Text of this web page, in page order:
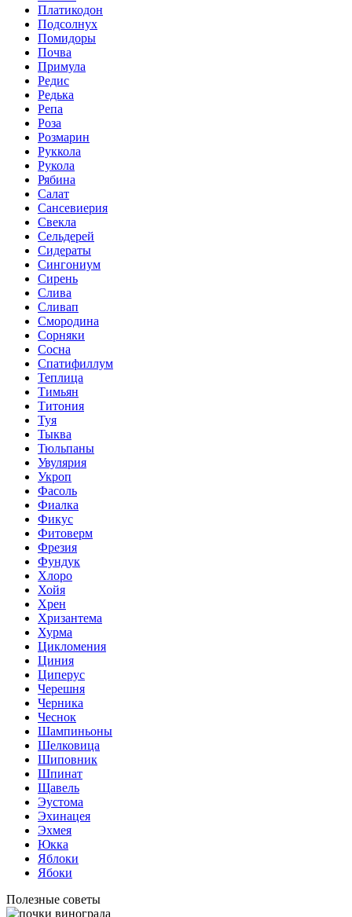
Платикодон
Подсолнух
Помидоры
Почва
Примула
Редис
Редька
Репа
Роза
Розмарин
Руккола
Рукола
Рябина
Салат
Сансевиерия
Свекла
Сельдерей
Сидераты
Сингониум
Сирень
Слива
Сливап
Смородина
Сорняки
Сосна
Спатифиллум
Теплица
Тимьян
Титония
Туя
Тыква
Тюльпаны
Увулярия
Укроп
Фасоль
Фиалка
Фикус
Фитоверм
Фрезия
Фундук
Хлоро
Хойя
Хрен
Хризантема
Хурма
Цикломения
Циния
Циперус
Черешня
Черника
Чеснок
Шампиньоны
Шелковица
Шиповник
Шпинат
Щавель
Эустома
Эхинацея
Эхмея
Юкка
Яблоки
Ябоки
Полезные советы